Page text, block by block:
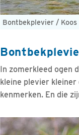
Bontbekplevier / Koos
In zomerkleed ogen
kleine plevier kleiner
kenmerken. En die